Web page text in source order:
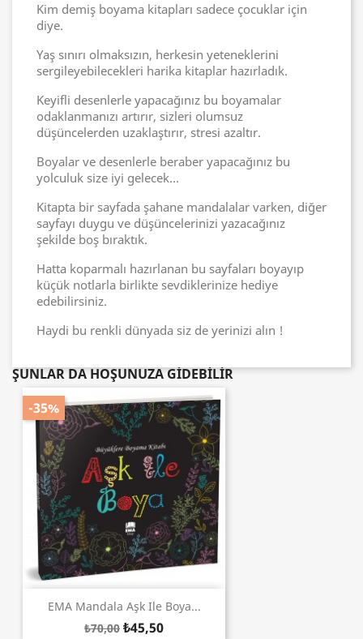
Kim demiş boyama kitapları sadece çocuklar için
diye.
Yaş sınırı olmaksızın, herkesin yeteneklerini
sergileyebilecekleri harika kitaplar hazırladık.
Keyifli desenlerle yapacağınız bu boyamalar
odaklanmanızı artırır, sizleri olumsuz
düşüncelerden uzaklaştırır, stresi azaltır.
Boyalar ve desenlerle beraber yapacağınız bu
yolculuk size iyi gelecek…
Kitapta bir sayfada şahane mandalalar varken, diğer
sayfayı duygu ve düşüncelerinizi yazacağınız
şekilde boş bıraktık.
Hatta koparmalı hazırlanan bu sayfaları boyayıp
küçük notlarla birlikte sevdiklerinize hediye
edebilirsiniz.
Haydi bu renkli dünyada siz de yerinizi alın !
ŞUNLAR DA HOŞUNUZA GIDEBILIR
EMA Mandala Aşk Ile Boya...
₺70,00 ₺45,50
-35%